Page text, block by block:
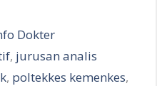
Dokter
, jurusan analis
, poltekkes kemenkes,